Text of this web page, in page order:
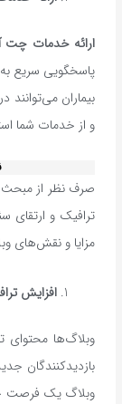
ارائه خدمات چت
پاسخگویی سریع به
بیماران می‌توانند
و از خدمات شما
صرف نظر از
ترافیک و ارتقای
مزایا و نقش‌های
افزایش
وبلاگ‌ها محتوای
بازدیدکنندگان
وبلاگ یک فرصت